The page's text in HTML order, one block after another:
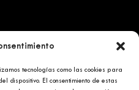
tecnologías como las cookies para
dispositivo. El consentimiento de estas
Obra Social Abanca
privacidad